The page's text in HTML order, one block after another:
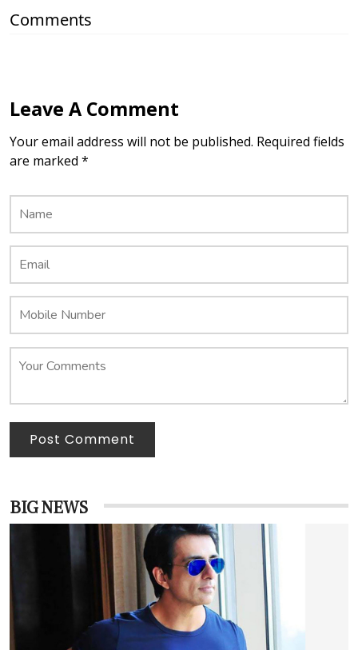
Comments
Leave A Comment
Your email address will not be published. Required fields
are marked *
Post Comment
BIG NEWS